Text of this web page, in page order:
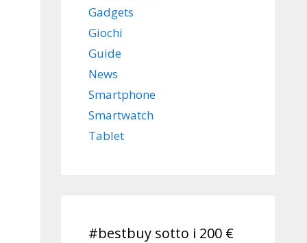
Gadgets
Giochi
Guide
News
Smartphone
Smartwatch
Tablet
#bestbuy sotto i 200 €